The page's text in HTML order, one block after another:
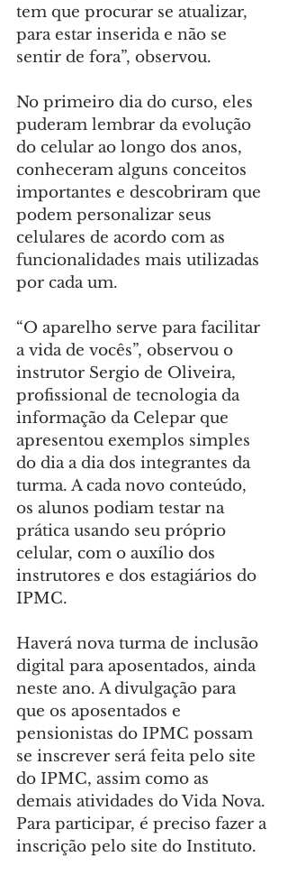
tem que procurar se atualizar,
para estar inserida e não se
sentir de fora”, observou.
No primeiro dia do curso, eles
puderam lembrar da evolução
do celular ao longo dos anos,
conheceram alguns conceitos
importantes e descobriram que
podem personalizar seus
celulares de acordo com as
funcionalidades mais utilizadas
por cada um.
“O aparelho serve para facilitar
a vida de vocês”, observou o
instrutor Sergio de Oliveira,
profissional de tecnologia da
informação da Celepar que
apresentou exemplos simples
do dia a dia dos integrantes da
turma. A cada novo conteúdo,
os alunos podiam testar na
prática usando seu próprio
celular, com o auxílio dos
instrutores e dos estagiários do
IPMC.
Haverá nova turma de inclusão
digital para aposentados, ainda
neste ano. A divulgação para
que os aposentados e
pensionistas do IPMC possam
se inscrever será feita pelo site
do IPMC, assim como as
demais atividades do Vida Nova.
Para participar, é preciso fazer a
inscrição pelo site do Instituto.